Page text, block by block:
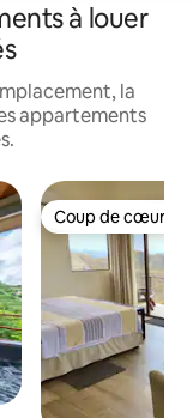
à louer
la
appartements
aimésCoup de cœur
Coup de cœur